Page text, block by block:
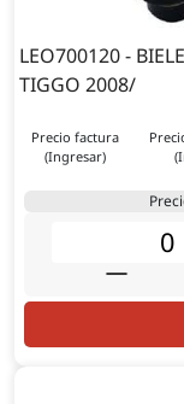
LEO700120 -
TIGGO 2008/
Precio factura
(Ingresar)